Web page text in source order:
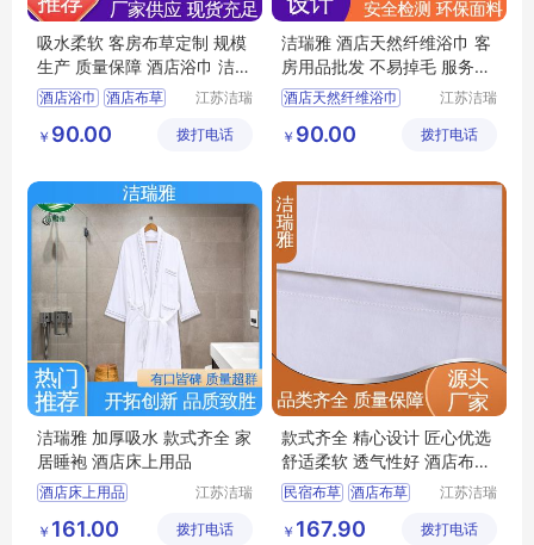
吸水柔软 客房布草定制 规模
生产 质量保障 酒店浴巾 洁瑞
雅
酒店浴巾
酒店布草
宾馆布草
江苏洁瑞
有限公司
￥ 90.00 拨打电话
洁瑞雅 酒店天然纤维浴巾 客
房用品批发 不易掉毛 服务优
先 客户至上
酒店天然纤维浴巾
酒店布草 民宿布草
江苏洁瑞
有限公司
￥ 90.00 拨打电话
洁瑞雅 加厚吸水 款式齐全 家
居睡袍 酒店床上用品
酒店床上用品
酒店睡袍
江苏洁瑞
有限公司
￥ 161.00 拨打电话
款式齐全 精心设计 匠心优选
舒适柔软 透气性好 酒店布草
洁瑞雅
民宿布草 酒店布草
宾馆布草
客房布草
江苏洁瑞
有限公司
￥ 167.90 拨打电话